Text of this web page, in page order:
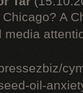
A
oil-